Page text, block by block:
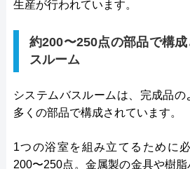
生産が行われています。
約200〜250点の部品で構
スルーム
システムバスルームは、完成品
多くの部品で構成されています。
1つの浴室を組み立てるために
200〜250点。金属製の金具や樹